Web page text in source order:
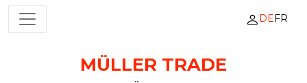
Zum Inhalt springen
HAUPTNAVIGATION DEFR
MÜLLER TRADE